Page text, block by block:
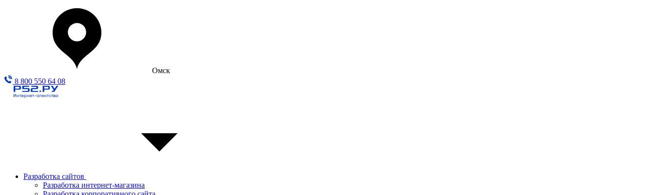
Омск
8 800 550 64 08
Разработка сайтов
Разработка интернет-магазина